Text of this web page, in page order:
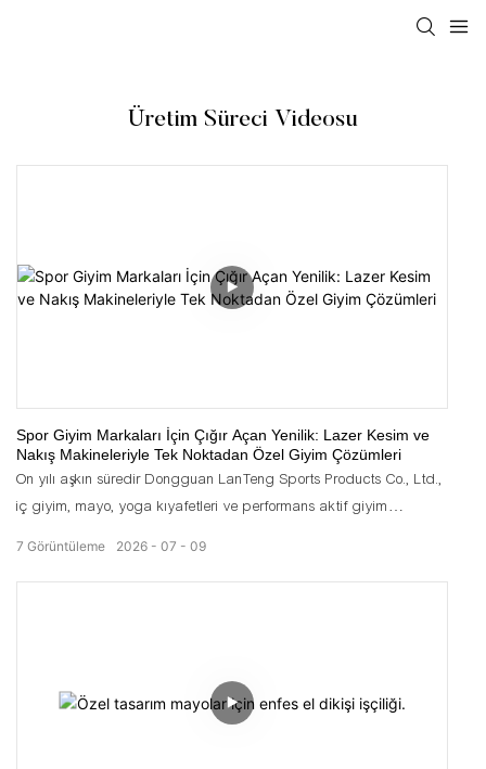
Üretim Süreci Videosu
Spor Giyim Markaları İçin Çığır Açan Yenilik: Lazer Kesim ve
Nakış Makineleriyle Tek Noktadan Özel Giyim Çözümleri
On yılı aşkın süredir Dongguan LanTeng Sports Products Co., Ltd.,
iç giyim, mayo, yoga kıyafetleri ve performans aktif giyim
kesim nakış makineleriyle birleştirerek, dünya çapındaki özel
işletmesi olun, entegre üretim sistemimiz kumaş geliştirme ve beden
uyarlamasından özel desen nakışına ve tam özel etiket
2026 07 09
7 Görüntüleme